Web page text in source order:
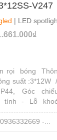
V247
| LED
rọi bóng
suất
Góc
tính - Lỗ
-...